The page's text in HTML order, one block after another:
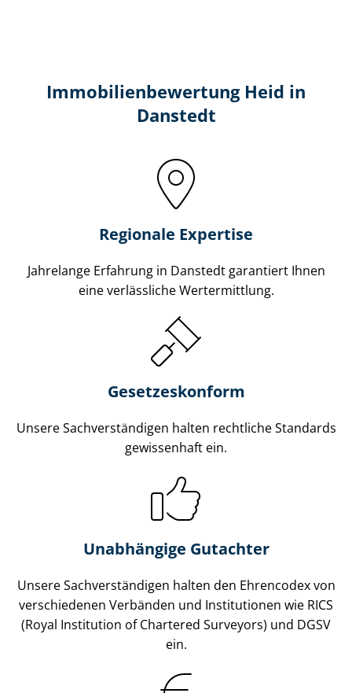
Immobilien­bewertung Heid in
Danstedt
Regionale Expertise
Jahrelange Erfahrung in Danstedt garantiert Ihnen
eine verlässliche Wertermittlung.
Gesetzes­konform
Unsere Sach­ver­stän­di­gen halten rechtliche Standards
gewissenhaft ein.
Unabhängige Gutachter
Unsere Sach­ver­stän­di­gen halten den Ehrencodex von
verschiedenen Verbänden und Institutionen wie RICS
(Royal Institution of Chartered Surveyors) und DGSV
ein.